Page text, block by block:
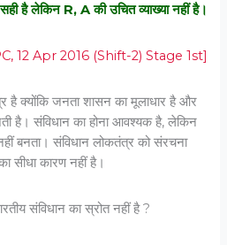
है लेकिन R, A की उचित व्याख्या नहीं है।
12 Apr 2016 (Shift-2) Stage 1st]
है क्योंकि जनता शासन का मूलाधार है और
है। संविधान का होना आवश्यक है, लेकिन
बनता। संविधान लोकतंत्र को संरचना
सीधा कारण नहीं है।
संविधान का स्रोत नहीं है ?